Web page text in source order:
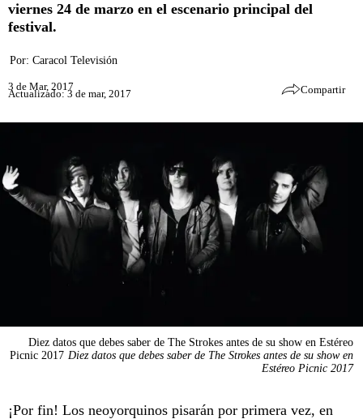
viernes 24 de marzo en el escenario principal del
festival.
Por: Caracol Televisión
3 de Mar, 2017
Actualizado: 3 de mar, 2017 Compartir
Diez datos que debes saber de The Strokes antes de su show en Estéreo
Picnic 2017 Diez datos que debes saber de The Strokes antes de su show en
Estéreo Picnic 2017
¡Por fin! Los neoyorquinos pisarán por primera vez, en